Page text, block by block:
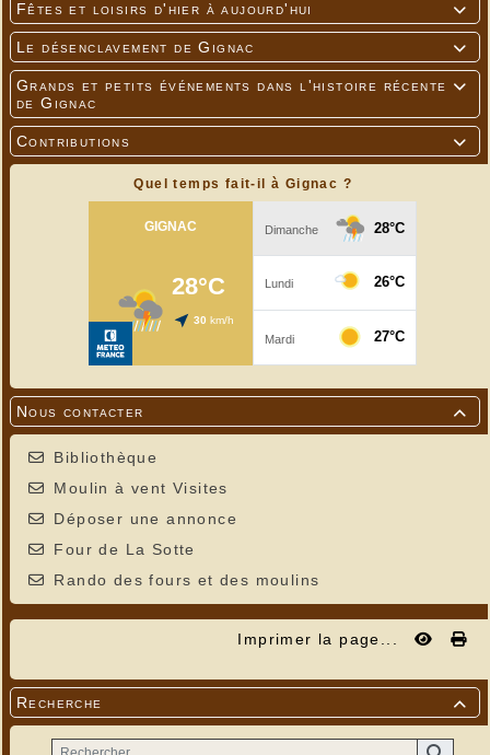

Fêtes et loisirs d'hier à aujourd'hui

Le désenclavement de Gignac

Grands et petits événements dans l'histoire récente
de Gignac

Contributions
Quel temps fait-il à Gignac ?

Nous contacter
Bibliothèque
Moulin à vent Visites
Déposer une annonce
Four de La Sotte
Rando des fours et des moulins
Imprimer la page...

Recherche